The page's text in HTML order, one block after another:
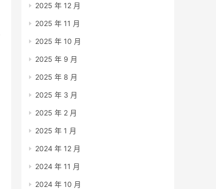
2025 年 12 月
2025 年 11 月
2025 年 10 月
2025 年 9 月
2025 年 8 月
2025 年 3 月
2025 年 2 月
2025 年 1 月
2024 年 12 月
2024 年 11 月
2024 年 10 月